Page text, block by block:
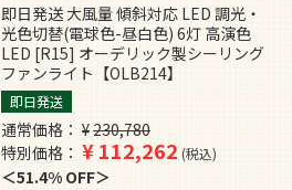
即日発送 大風量 傾斜対応 LED 調光・
光色切替(電球色-昼白色) 6灯 高演色
LED [R15] オーデリック製シーリング
ファンライト【OLB214】
即日発送
通常価格 ¥230,780
特別価格
¥112,262 税込
51.4% OFF